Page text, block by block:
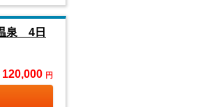
泉 4日
120,000 円